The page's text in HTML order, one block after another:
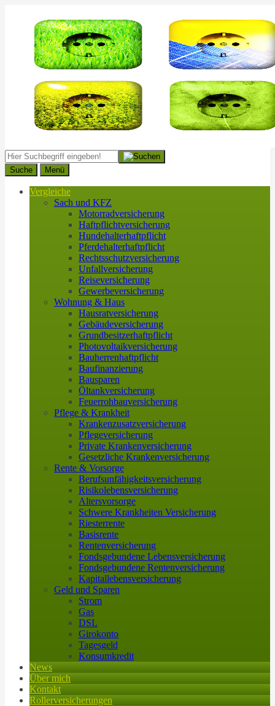
Suche Menü
Vergleiche
Sach und KFZ
Motorradversicherung
Haftpflichtversicherung
Hundehalterhaftpflicht
Pferdehalterhaftpflicht
Rechtsschutzversicherung
Unfallversicherung
Reiseversicherung
Gewerbeversicherung
Wohnung & Haus
Hausratversicherung
Gebäudeversicherung
Grundbesitzerhaftpflicht
Photovoltaikversicherung
Bauherrenhaftpflicht
Baufinanzierung
Bausparen
Öltankversicherung
Feuerrohbauversicherung
Pflege & Krankheit
Krankenzusatzversicherung
Pflegeversicherung
Private Krankenversicherung
Gesetzliche Krankenversicherung
Rente & Vorsorge
Berufs­unfähigkeitsversicherung
Risikolebensversicherung
Altersvorsorge
Schwere Krankheiten Versicherung
Riesterrente
Basisrente
Rentenversicherung
Fondsgebundene Lebensversicherung
Fondsgebundene Rentenversicherung
Kapitallebensversicherung
Geld und Sparen
Strom
Gas
DSL
Girokonto
Tagesgeld
Konsumkredit
News
Über mich
Kontakt
Rollerversicherungen